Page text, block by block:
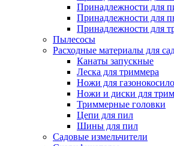
Принадлежности для
Принадлежности для
Принадлежности для
Пылесосы
Расходные материалы для
Канаты запускные
Леска для триммера
Ножи для
Ножи и диски для
Триммерные головки
Цепи для пил
Шины для пил
Садовые измельчители